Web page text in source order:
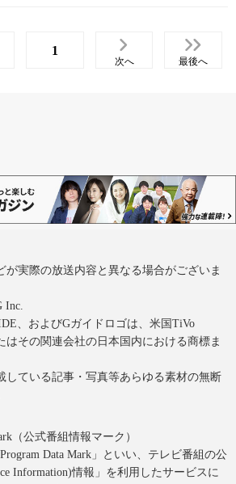
1
次へ 最後へ
が実際の放送内容と異なる場合がございま
Inc.
、およびGガイドロゴは、米国TiVo
はその関連会社の日本国内における商標ま
している記事・写真等あらゆる素材の無断
（公式番組情報マーク）
Data Mark」といい、テレビ番組の公
Information)情報」を利用したサービスに